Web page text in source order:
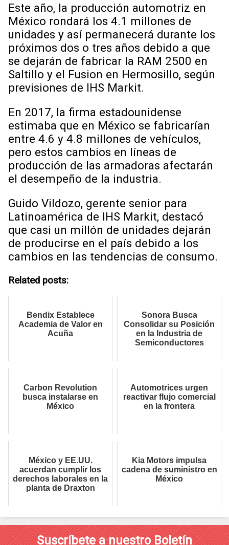
Este año, la producción automotriz en
México rondará los 4.1 millones de
unidades y así permanecerá durante los
próximos dos o tres años debido a que
se dejarán de fabricar la RAM 2500 en
Saltillo y el Fusion en Hermosillo, según
previsiones de IHS Markit.
En 2017, la firma estadounidense
estimaba que en México se fabricarían
entre 4.6 y 4.8 millones de vehículos,
pero estos cambios en líneas de
producción de las armadoras afectarán
el desempeño de la industria.
Guido Vildozo, gerente senior para
Latinoamérica de IHS Markit, destacó
que casi un millón de unidades dejarán
de producirse en el país debido a los
cambios en las tendencias de consumo.
Related posts:
Bendix Establece
Academia de Valor en
Acuña
Sonora Busca
Consolidar su Posición
en la Industria de
Semiconductores
Carbon Revolution
busca instalarse en
México
Automotrices urgen
reactivar flujo comercial
en la frontera
México y EE.UU.
acuerdan cumplir los
derechos laborales en la
planta de Draxton
Kia Motors impulsa
cadena de suministro en
México
Suscríbete a nuestro Boletín